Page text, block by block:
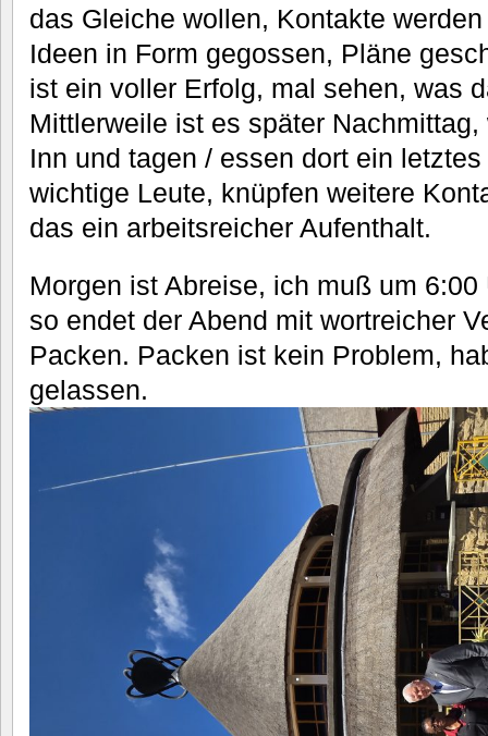
das Gleiche wollen, Kontakte
Ideen in Form gegossen, Pläne
ist ein voller Erfolg, mal sehen, was
Mittlerweile ist es später Nachmittag,
Inn und tagen / essen dort ein
wichtige Leute, knüpfen weitere
das ein arbeitsreicher Aufenthalt.
Morgen ist Abreise, ich muß um
so endet der Abend mit wortreicher
Packen. Packen ist kein Problem,
gelassen.